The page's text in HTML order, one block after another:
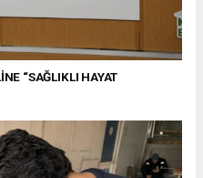
“SAĞLIKLI HAYAT